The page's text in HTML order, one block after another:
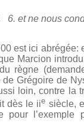
6. et ne nous
est ici abrégée:
Marcion
règne
Grégoire de
loin, contre la
dès le iie siècle,
pour l’exemple